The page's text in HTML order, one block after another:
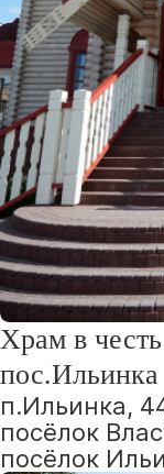
Храм в
пос.Ильинка
п.Ильинка,
посёлок
посёлок